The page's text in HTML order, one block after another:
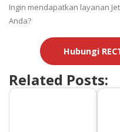
Ingin mendapatkan layanan
Anda?
Hubungi
Related Posts: